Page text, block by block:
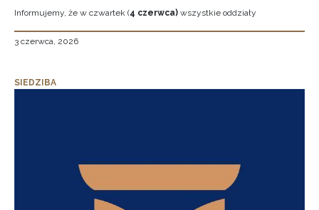
Informujemy, że w czwartek (4 czerwca) wszystkie oddziały
3 czerwca, 2026
SIEDZIBA